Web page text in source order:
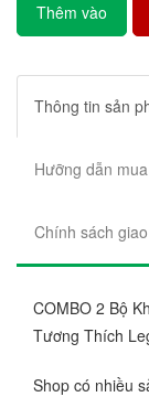
Thêm vào
Thông tin sản
Hưỡng dẫn
Chính sách
COMBO 2 Bộ
Tương Thích
Shop có nhiều